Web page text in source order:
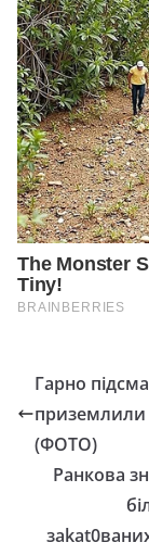
Гарно
приземлили
(ФОТО)
Ранкова